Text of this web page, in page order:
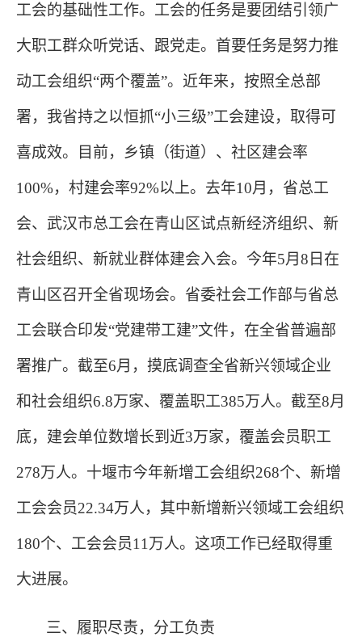
工会的基础性工作。工会的任务是要团结引领广
大职工群众听党话、跟党走。首要任务是努力推
动工会组织“两个覆盖”。近年来，按照全总部
署，我省持之以恒抓“小三级”工会建设，取得可
喜成效。目前，乡镇（街道）、社区建会率
100%，村建会率92%以上。去年10月，省总工
会、武汉市总工会在青山区试点新经济组织、新
社会组织、新就业群体建会入会。今年5月8日在
青山区召开全省现场会。省委社会工作部与省总
工会联合印发“党建带工建”文件，在全省普遍部
署推广。截至6月，摸底调查全省新兴领域企业
和社会组织6.8万家、覆盖职工385万人。截至8月
底，建会单位数增长到近3万家，覆盖会员职工
278万人。十堰市今年新增工会组织268个、新增
工会会员22.34万人，其中新增新兴领域工会组织
180个、工会会员11万人。这项工作已经取得重
大进展。
三、履职尽责，分工负责